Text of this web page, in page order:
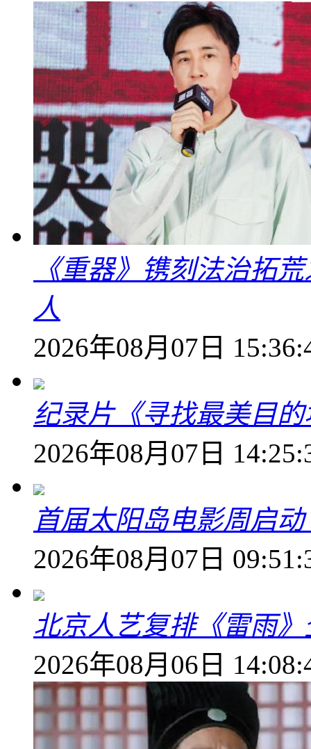
《重器》镌刻法治拓
人
2026年08月07日
纪录片《寻找最美目
2026年08月07日
首届太阳岛电影周启
2026年08月07日
北京人艺复排《雷雨》
2026年08月06日